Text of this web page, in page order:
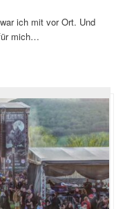
ich mit vor Ort. Und
mich…